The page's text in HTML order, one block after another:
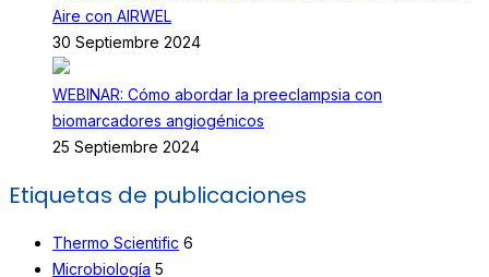
Aire con AIRWEL
30 Septiembre 2024
WEBINAR: Cómo abordar la preeclampsia con
biomarcadores angiogénicos
25 Septiembre 2024
Etiquetas de publicaciones
Thermo Scientific 6
Microbiología 5